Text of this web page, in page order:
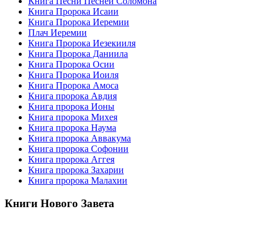
Книга Пророка Исаии
Книга Пророка Иеремии
Плач Иеремии
Книга Пророка Иезекииля
Книга Пророка Даниила
Книга Пророка Осии
Книга Пророка Иоиля
Книга Пророка Амоса
Книга пророка Авдия
Книга пророка Ионы
Книга пророка Михея
Книга пророка Наума
Книга пророка Аввакума
Книга пророка Софонии
Книга пророка Аггея
Книга пророка Захарии
Книга пророка Малахии
Книги Нового Завета